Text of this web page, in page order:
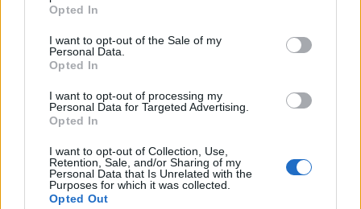
use your data for below specified purposes in below Google
consent section.
Opted In
I want to opt-out of the Sale of my
Personal Data.
Opted In
I want to opt-out of processing my
Personal Data for Targeted Advertising.
Opted In
I want to opt-out of Collection, Use,
Retention, Sale, and/or Sharing of my
Personal Data that Is Unrelated with the
Purposes for which it was collected.
Opted Out
NECROLOGIE